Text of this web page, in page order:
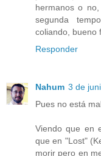
hermanos o
segunda
coliando, bueno
Responder
Nahum 3 de
Pues no está
Viendo que en
que en "Lost"
morir pero en